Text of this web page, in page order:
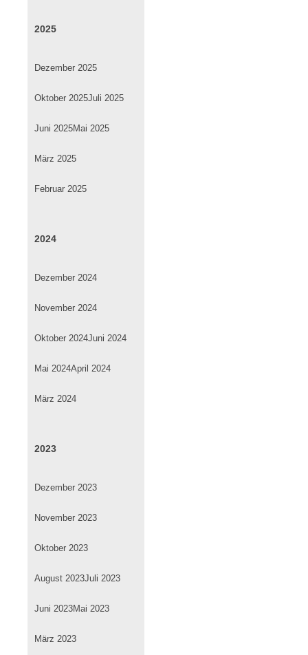
2025
Dezember 2025
Oktober 2025Juli 2025
Juni 2025Mai 2025
März 2025
Februar 2025
2024
Dezember 2024
November 2024
Oktober 2024Juni 2024
Mai 2024April 2024
März 2024
2023
Dezember 2023
November 2023
Oktober 2023
August 2023Juli 2023
Juni 2023Mai 2023
März 2023